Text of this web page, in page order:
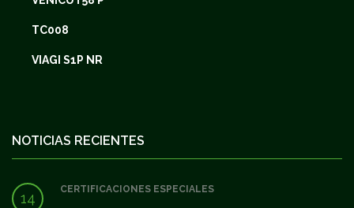
TC008
VIAGI S1P NR
NOTICIAS RECIENTES
14
CERTIFICACIONES ESPECIALES